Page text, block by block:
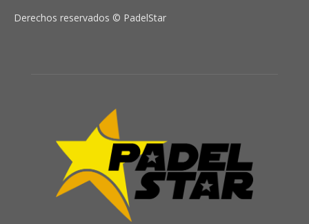
Derechos reservados © PadelStar